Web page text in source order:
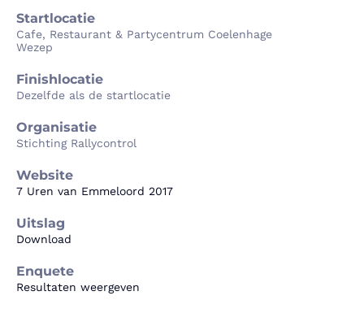
Startlocatie
Cafe, Restaurant & Partycentrum Coelenhage
Wezep
Finishlocatie
Dezelfde als de startlocatie
Organisatie
Stichting Rallycontrol
Website
7 Uren van Emmeloord 2017
Uitslag
Download
Enquete
Resultaten weergeven